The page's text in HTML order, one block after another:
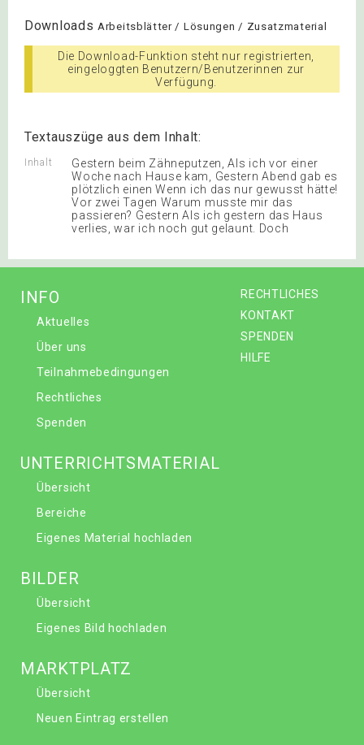
Downloads Arbeitsblätter / Lösungen / Zusatzmaterial
Die Download-Funktion steht nur registrierten,
eingeloggten Benutzern/Benutzerinnen zur
Verfügung.
Textauszüge aus dem Inhalt:
Inhalt
Gestern beim Zähneputzen, Als ich vor einer
Woche nach Hause kam, Gestern Abend gab es
plötzlich einen Wenn ich das nur gewusst hätte!
Vor zwei Tagen Warum musste mir das
passieren? Gestern Als ich gestern das Haus
verlies, war ich noch gut gelaunt. Doch
RECHTLICHES
KONTAKT
SPENDEN
HILFE
INFO
Aktuelles
Über uns
Teilnahmebedingungen
Rechtliches
Spenden
UNTERRICHTSMATERIAL
Übersicht
Bereiche
Eigenes Material hochladen
BILDER
Übersicht
Eigenes Bild hochladen
MARKTPLATZ
Übersicht
Neuen Eintrag erstellen